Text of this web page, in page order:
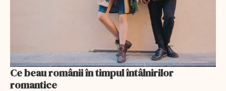
Ce beau românii în timpul întâlnirilor
romantice